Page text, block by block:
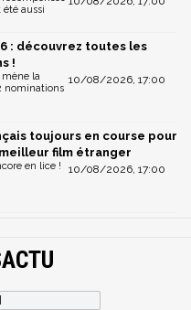
aussi
: découvrez toutes les
!
10/08/2026, 17:00
mène la
nominations
toujours en course pour
film étranger
10/08/2026, 17:00
en lice !